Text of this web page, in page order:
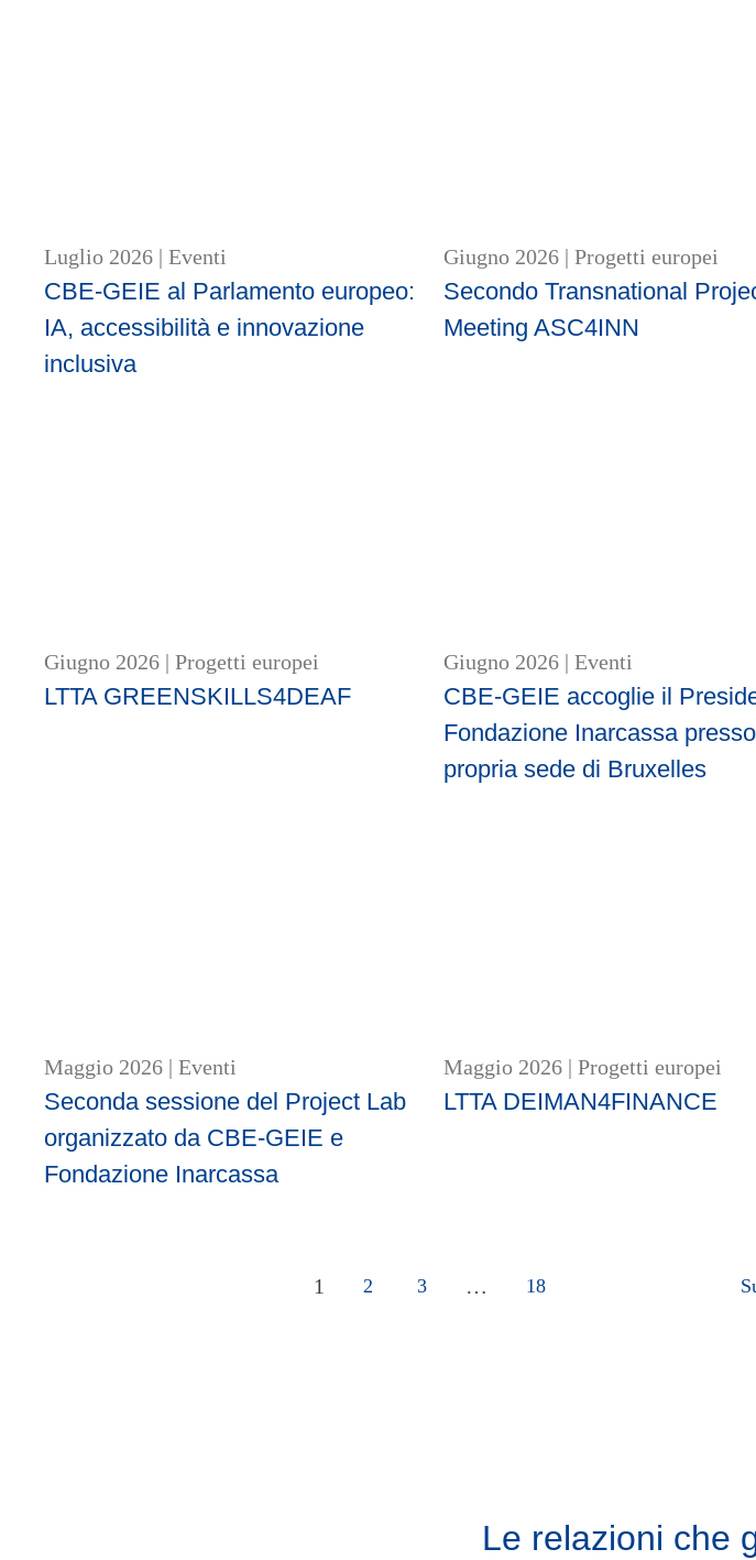
Luglio 2026 |Eventi
CBE-GEIE al Parlamento europeo:
IA, accessibilità e innovazione
inclusiva
Giugno 2026 |Progetti europei
Secondo Transnational
Meeting ASC4INN
Giugno 2026 |Progetti europei
LTTA GREENSKILLS4DEAF
Giugno 2026 |Eventi
CBE-GEIE accoglie il
Fondazione Inarcassa
propria sede di Bruxelles
Maggio 2026 |Eventi
Seconda sessione del Project Lab
organizzato da CBE-GEIE e
Fondazione Inarcassa
Maggio 2026 |Progetti europei
LTTA DEIMAN4FINANCE
1 2 3 … 18
Le relazioni che